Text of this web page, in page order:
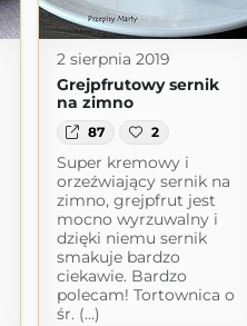
2 sierpnia 2019
Grejpfrutowy sernik
na zimno
87 2
Super kremowy i
orzeźwiający sernik na
zimno, grejpfrut jest
mocno wyrzuwalny i
dzięki niemu sernik
smakuje bardzo
ciekawie. Bardzo
polecam! Tortownica o
śr. (...)